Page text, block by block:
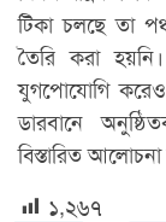
টিকা চলছে তা
তৈরি করা
যুগপোযোগি
ডারবানে
বিস্তারিত
১,২৬৭